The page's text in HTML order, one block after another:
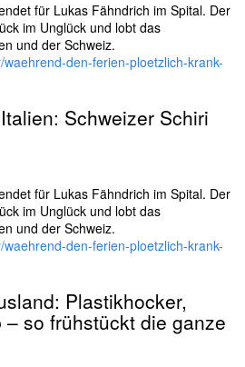
für Lukas Fähndrich im Spital. Der
im Unglück und lobt das
und der Schweiz.
den-ferien-ploetzlich-krank-
Italien: Schweizer Schiri
für Lukas Fähndrich im Spital. Der
im Unglück und lobt das
und der Schweiz.
den-ferien-ploetzlich-krank-
Plastikhocker,
– so frühstückt die ganze